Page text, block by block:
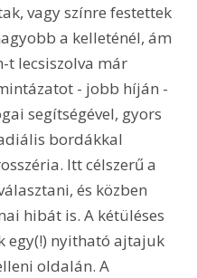
vagy színre festettek
a kelleténél, ám
t lecsiszolva már
- jobb híján -
segítségével, gyors
bordákkal
Itt célszerű a
és közben
hibát is. A kétüléses
egy(!) nyitható ajtajuk
oldalán. A